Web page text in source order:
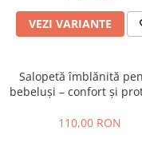
VEZI VARIANTE
Salopetă îmblănită
bebeluși – confort și
110,00 RON